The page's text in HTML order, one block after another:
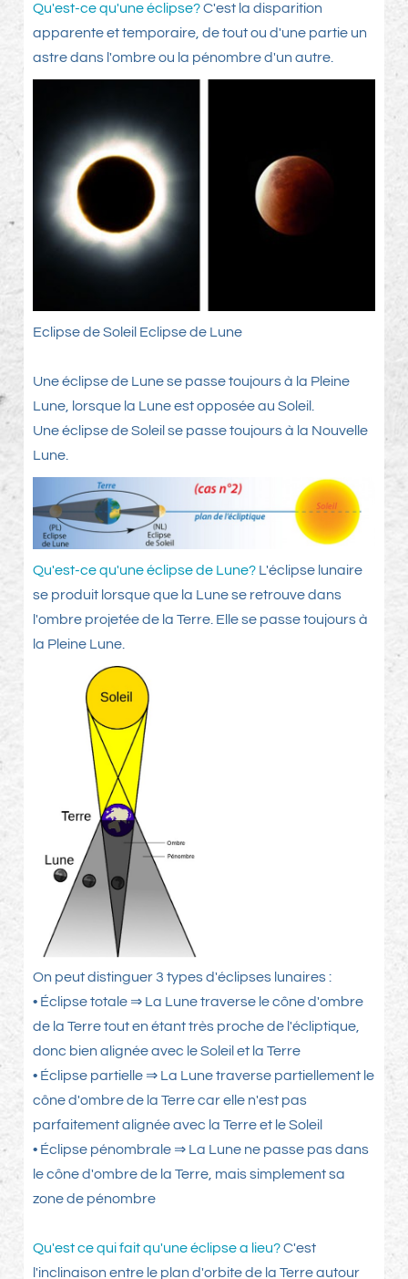
Qu'est-ce qu'une éclipse?C'est la disparition
apparente et temporaire, de tout ou d'une partie un
astre dans l'ombre ou la pénombre d'un autre.
Eclipse de Soleil Eclipse de Lune
Une éclipse de Lune se passe toujours à la Pleine
Lune, lorsque la Lune est opposée au Soleil.
Une éclipse de Soleil se passe toujours à la Nouvelle
Lune.
Qu'est-ce qu'une éclipse de Lune? L'éclipse lunaire
se produit lorsque que la Lune se retrouve dans
l'ombre projetée de la Terre. Elle se passe toujours à
la Pleine Lune.
On peut distinguer 3 types d'éclipses lunaires :
• Éclipse totale ⇒ La Lune traverse le cône d'ombre
de la Terre tout en étant très proche de l'écliptique,
donc bien alignée avec le Soleil et la Terre
• Éclipse partielle ⇒ La Lune traverse partiellement le
cône d'ombre de la Terre car elle n'est pas
parfaitement alignée avec la Terre et le Soleil
• Éclipse pénombrale ⇒ La Lune ne passe pas dans
le cône d'ombre de la Terre, mais simplement sa
zone de pénombre
Qu'est ce qui fait qu'une éclipse a lieu?C'est
l'inclinaison entre le plan d'orbite de la Terre autour